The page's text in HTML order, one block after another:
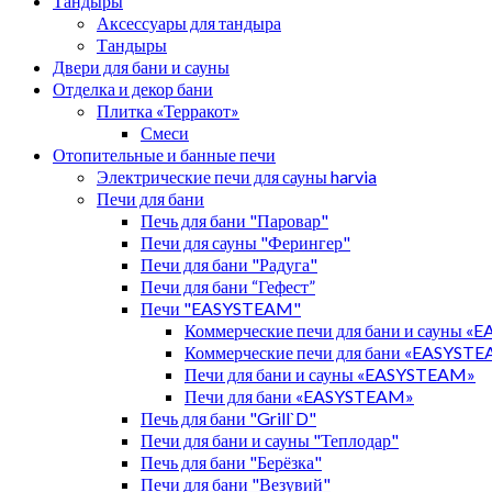
Аксессуары для тандыра
Тандыры
Двери для бани и сауны
Отделка и декор бани
Плитка «Терракот»
Смеси
Отопительные и банные печи
Электрические печи для сауны harvia
Печи для бани
Печь для бани "Паровар"
Печи для сауны "Ферингер"
Печи для бани "Радуга"
Печи для бани “Гефест”
Печи "EASYSTEAM"
Коммерческие печи для бани и сауны
Коммерческие печи для бани
Печи для бани и сауны «EASYSTEAM»
Печи для бани «EASYSTEAM»
Печь для бани "Grill`D"
Печи для бани и сауны "Теплодар"
Печь для бани "Берёзка"
Печи для бани "Везувий"